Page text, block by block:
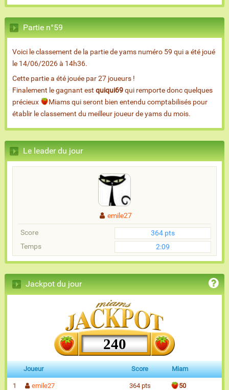
Partie n°59
Voici le classement de la partie de yams numéro 59 qui a été joué
le 14/06/2026 à 14h36.
Cette partie a été jouée par 27 joueurs !
Finalement le gagnant est quiqui69qui remporte donc quelques
précieux
Miams qui seront bien entendu comptabilisés pour
établir le classement du meilleur joueur de yams du mois.
Le leader du jour
emile27
Score
364 pts
Temps
2:09
Jackpot du jour
240
Joueur Score Miam
1 emile27 364 pts 50